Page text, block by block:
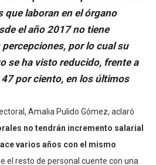
que laboran en el órgano
el año 2017 no tiene
por lo cual su
se ha visto reducido, frente a
por ciento, en los últimos
Amalia Pulido Gómez, aclaró
no tendrán incremento salarial
varios años con el mismo
el resto de personal cuente con una